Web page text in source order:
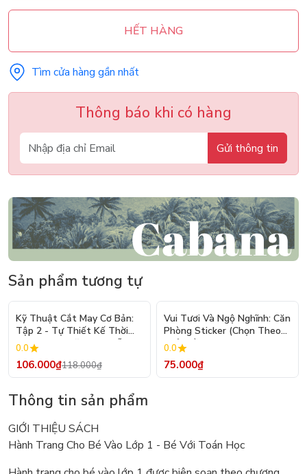
HẾT HÀNG
Tìm cửa hàng gần nhất
Thông báo khi có hàng
Gửi thông tin
Sản phẩm tương tự
- 10%
Kỹ Thuật Cắt May Cơ Bản:
Tập 2 - Tự Thiết Kế Thời
Trang Nam Nữ - Tạo Mẫu
Rập - Kỹ Thuật Nhảy Size
0.0
106.000₫118.000₫
Vui Tươi Và Ngộ Nghĩnh: Căn
Phòng Sticker (Chọn Theo
Chủ Đề) - Hơn 250 Sticker
0.0
75.000₫
Thông tin sản phẩm
GIỚI THIỆU SÁCH
Hành Trang Cho Bé Vào Lớp 1 - Bé Với Toán Học